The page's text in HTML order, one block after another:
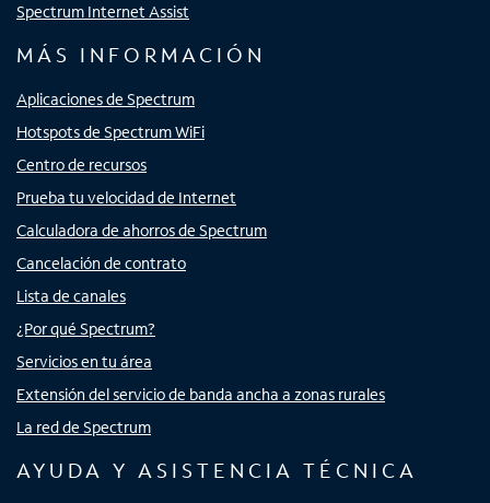
Spectrum Internet Assist
MÁS INFORMACIÓN
Aplicaciones de Spectrum
Hotspots de Spectrum WiFi
Centro de recursos
Prueba tu velocidad de Internet
Calculadora de ahorros de Spectrum
Cancelación de contrato
Lista de canales
¿Por qué Spectrum?
Servicios en tu área
Extensión del servicio de banda ancha a zonas rurales
La red de Spectrum
AYUDA Y ASISTENCIA TÉCNICA